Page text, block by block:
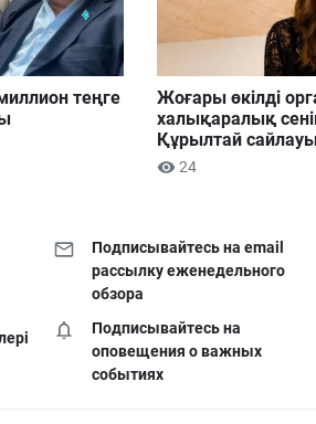
теңге
Жоғары өкілді
халықаралық
Құрылтай
24
Подписывайтесь на email
рассылку еженедельного
обзора
Подписывайтесь на
оповещения о важных
событиях